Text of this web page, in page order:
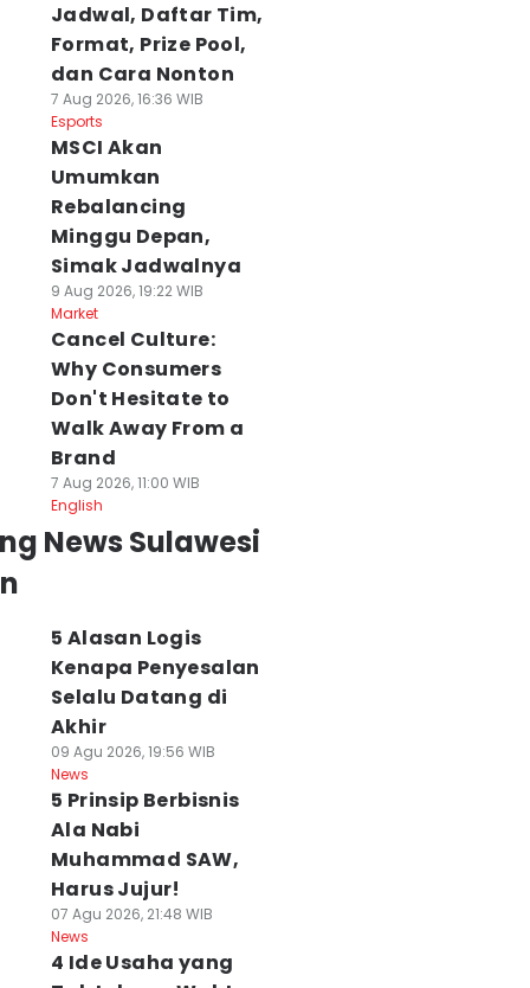
Jadwal, Daftar Tim,
Format, Prize Pool,
dan Cara Nonton
7 Aug 2026, 16:36 WIB
Esports
MSCI Akan
Umumkan
Rebalancing
Minggu Depan,
Simak Jadwalnya
9 Aug 2026, 19:22 WIB
Market
Cancel Culture:
Why Consumers
Don't Hesitate to
Walk Away From a
Brand
7 Aug 2026, 11:00 WIB
English
News Sulawesi
5 Alasan Logis
Kenapa Penyesalan
Selalu Datang di
Akhir
09 Agu 2026, 19:56 WIB
News
5 Prinsip Berbisnis
Ala Nabi
Muhammad SAW,
Harus Jujur!
07 Agu 2026, 21:48 WIB
News
4 Ide Usaha yang